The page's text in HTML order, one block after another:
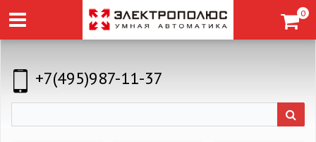
0
+7(495)987-11-37